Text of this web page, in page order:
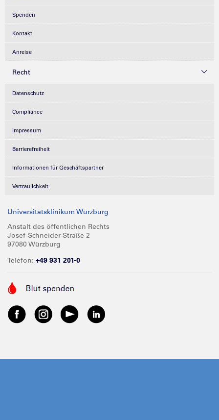
Spenden
Kontakt
Anreise
Recht
Datenschutz
Compliance
Impressum
Barrierefreiheit
Informationen für Geschäftspartner
Vertraulichkeit
Universitätsklinikum Würzburg
Anstalt des öffentlichen Rechts
Josef-Schneider-Straße 2
97080 Würzburg
Telefon: +49 931 201-0